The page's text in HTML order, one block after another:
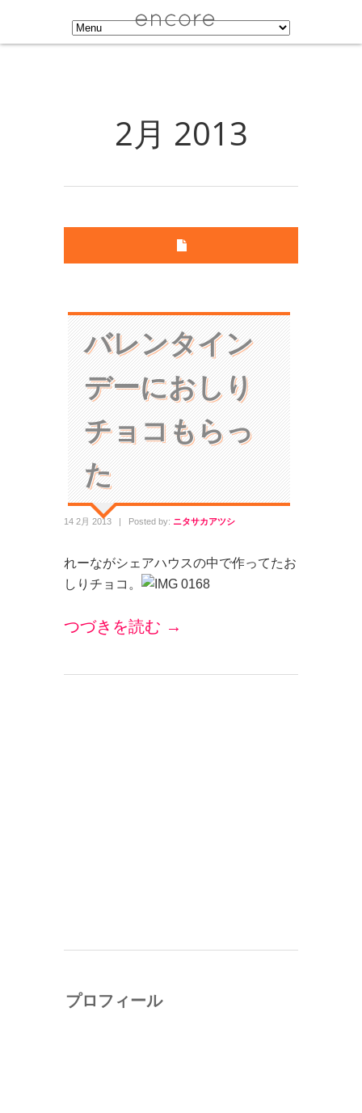
2月 2013
バレンタイン
デーにおしり
チョコもらっ
た
14 2月 2013 | Posted by: ニタサカアツシ
れーながシェアハウスの中で作ってたお
しりチョコ。
つづきを読む →
プロフィール